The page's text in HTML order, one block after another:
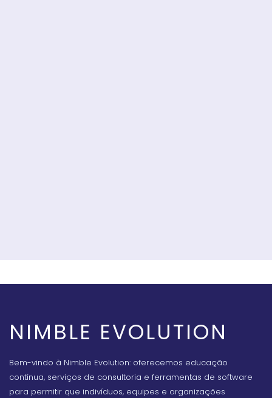
NIMBLE EVOLUTION
Bem-vindo à Nimble Evolution: oferecemos educação
contínua, serviços de consultoria e ferramentas de software
para permitir que indivíduos, equipes e organizações